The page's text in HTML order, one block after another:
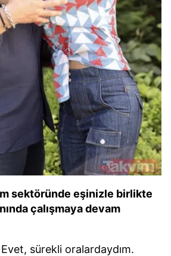
sektöründe eşinizle birlikte
çalışmaya devam
Evet, sürekli oralardaydım.